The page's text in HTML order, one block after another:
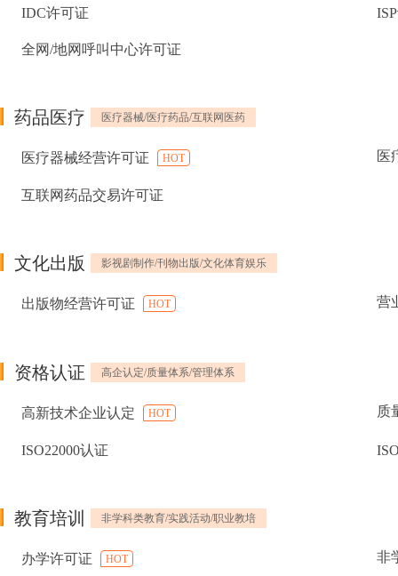
IDC许可证
全网/地网呼叫中心许可证
药品医疗 医疗器械/医疗药品/互联网医药
医疗器械经营许可证 HOT 医
互联网药品交易许可证
文化出版 影视剧制作/刊物出版/文化体育娱乐
出版物经营许可证 HOT 营
资格认证 高企认定/质量体系/管理体系
高新技术企业认定 HOT 质
ISO22000认证
教育培训 非学科类教育/实践活动/职业教培
办学许可证 HOT 非